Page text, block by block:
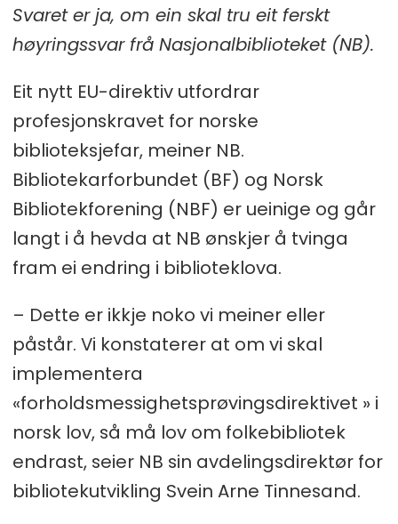
Svaret er ja, om ein skal tru eit ferskt
høyringssvar frå Nasjonalbiblioteket (NB).
Eit nytt EU-direktiv utfordrar
profesjonskravet for norske
biblioteksjefar, meiner NB.
Bibliotekarforbundet (BF) og Norsk
Bibliotekforening (NBF) er ueinige og går
langt i å hevda at NB ønskjer å tvinga
fram ei endring i biblioteklova.
– Dette er ikkje noko vi meiner eller
påstår. Vi konstaterer at om vi skal
implementera
«forholdsmessighetsprøvingsdirektivet » i
norsk lov, så må lov om folkebibliotek
endrast, seier NB sin avdelingsdirektør for
bibliotekutvikling Svein Arne Tinnesand.